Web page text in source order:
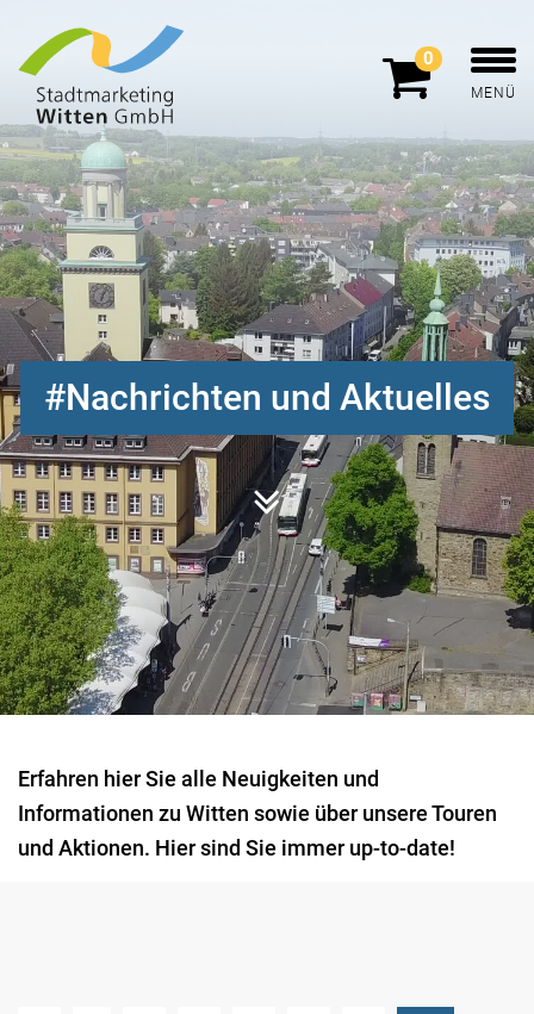
0
MENÜ
Nachrichten und Aktuelles
Erfahren hier Sie alle Neuigkeiten und
Informationen zu Witten sowie über unsere Touren
und Aktionen. Hier sind Sie immer up-to-date!